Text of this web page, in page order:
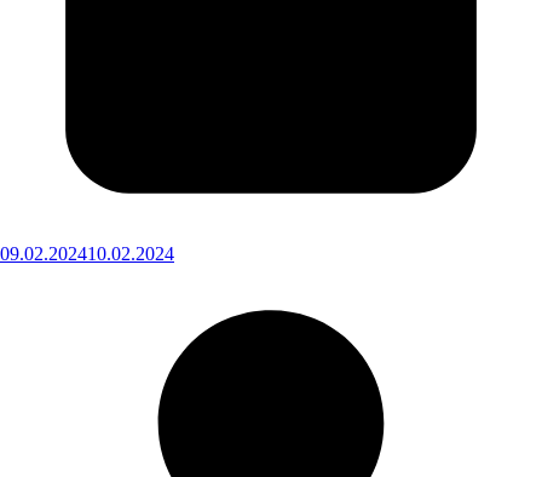
09.02.202410.02.2024